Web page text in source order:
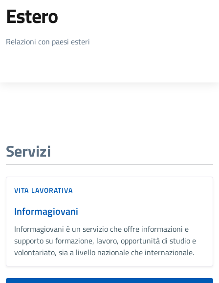
Estero
Dettagli della notizia
Relazioni con paesi esteri
Servizi
VITA LAVORATIVA
Informagiovani
Informagiovani è un servizio che offre informazioni e
supporto su formazione, lavoro, opportunità di studio e
volontariato, sia a livello nazionale che internazionale.